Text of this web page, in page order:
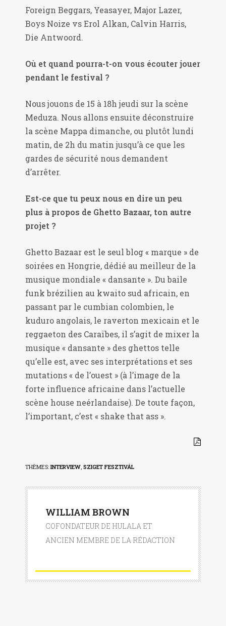
Foreign Beggars, Yeasayer, Major Lazer,
Boys Noize vs Erol Alkan, Calvin Harris,
Die Antwoord.
Où et quand pourra-t-on vous écouter jouer
pendant le festival ?
Nous jouons de 15 à 18h jeudi sur la scène
Meduza. Nous allons ensuite déconstruire
la scène Mappa dimanche, ou plutôt lundi
matin, de 2h du matin jusqu’à ce que les
gardes de sécurité nous demandent
d’arrêter.
Est-ce que tu peux nous en dire un peu
plus à propos de Ghetto Bazaar, ton autre
projet ?
Ghetto Bazaar est le seul blog « marque » de
soirées en Hongrie, dédié au meilleur de la
musique mondiale « dansante ». Du baile
funk brézilien au kwaito sud africain, en
passant par le cumbian colombien, le
kuduro angolais, le raverton mexicain et le
reggaeton des Caraïbes, il s’agit de mixer la
musique « dansante » des ghettos telle
qu’elle est, avec ses interprétations et ses
mutations « de l’ouest » (à l’image de la
forte influence africaine dans l’actuelle
scène house neérlandaise). De toute façon,
l’important, c’est « shake that ass ».
THÈMES:INTERVIEW SZIGET FESZTIVÁL
WILLIAM BROWN
COFONDATEUR DE HULALA ET
ANCIEN MEMBRE DE LA RÉDACTION